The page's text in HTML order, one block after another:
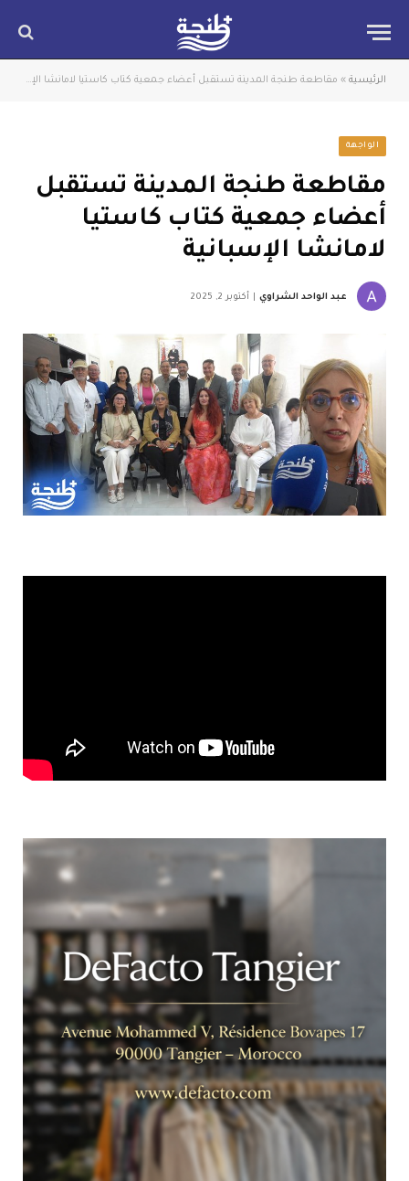
الرئيسية » مقاطعة طنجة المدينة تستقبل أعضاء جمعية كتاب كاستيا لامانشا الإسبانية
الواجهة
مقاطعة طنجة المدينة تستقبل
أعضاء جمعية كتاب كاستيا
لامانشا الإسبانية
عبد الواحد الشراوي أكتوبر 2, 2025